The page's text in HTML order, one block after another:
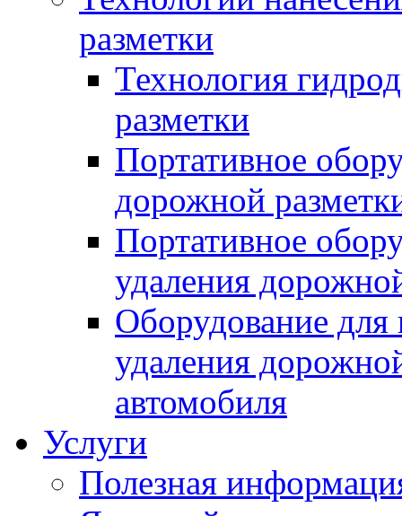
разметки
Технология
разметки
Портативное
дорожной
Портативное
удаления
Оборудование для
удаления
автомобиля
Услуги
Полезная